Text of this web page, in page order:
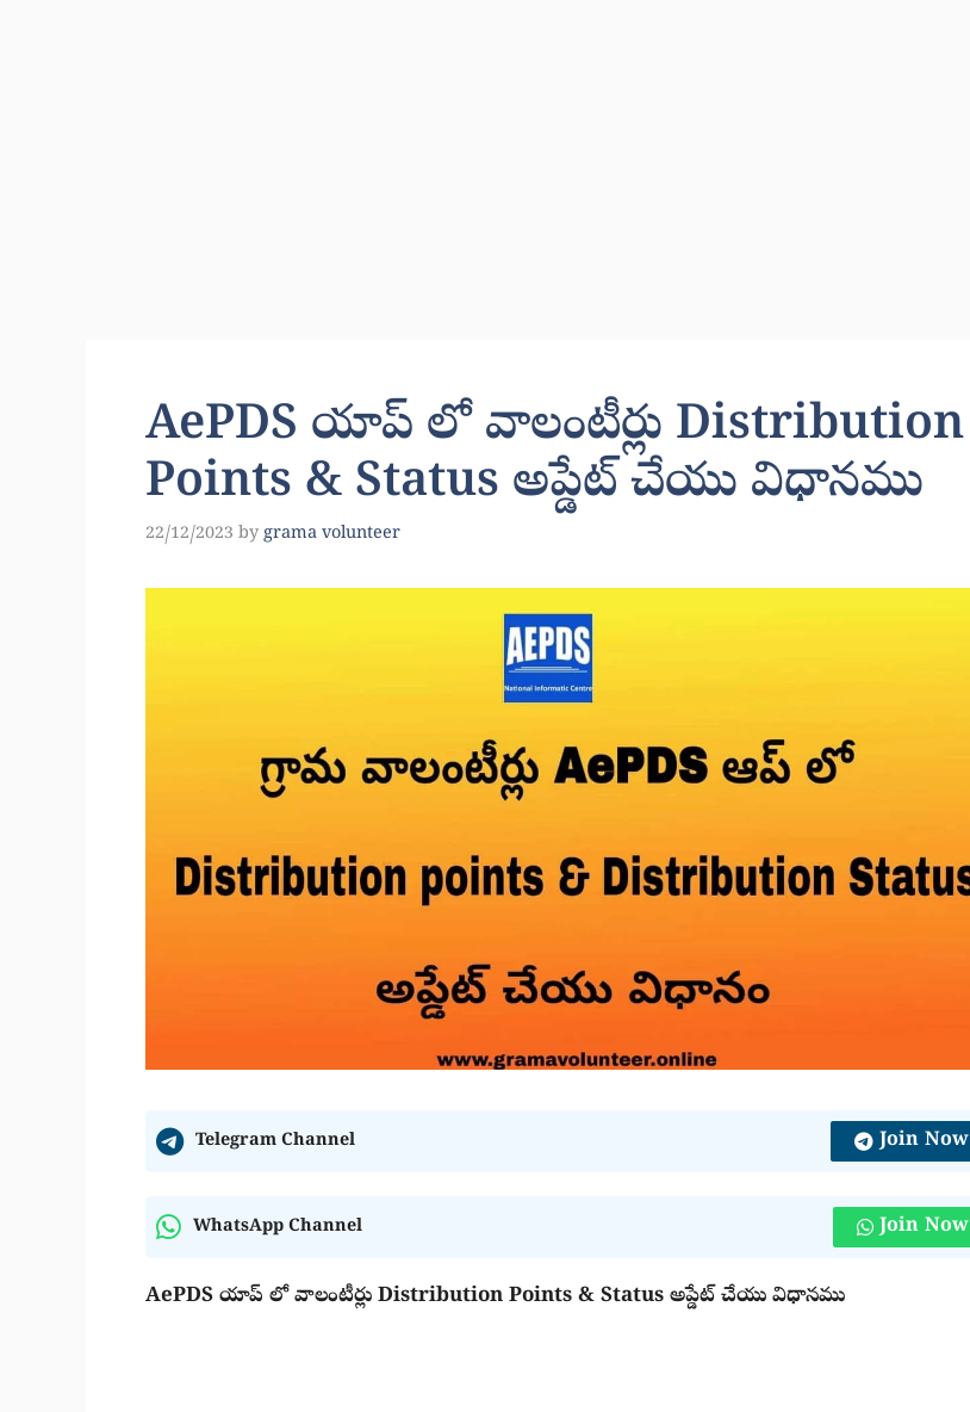
AePDS యాప్ లో వాలంటీర్లు Distribution
Points & Status అప్డేట్ చేయు విధానము
22/12/2023 by grama volunteer
Telegram Channel Join Now
WhatsApp Channel Join Now
AePDS యాప్ లో వాలంటీర్లు Distribution Points & Status అప్డేట్ చేయు విధానము